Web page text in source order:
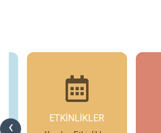
‹ ETKİNLİKLER